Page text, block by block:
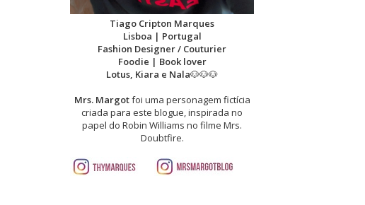
Tiago Cripton Marques
Lisboa | Portugal
Fashion Designer / Couturier
Foodie | Book lover
Lotus, Kiara e Nala🐶🐶🐶
Mrs. Margotfoi uma personagem fictícia
criada para este blogue, inspirada no
papel do Robin Williams no filme Mrs.
Doubtfire.